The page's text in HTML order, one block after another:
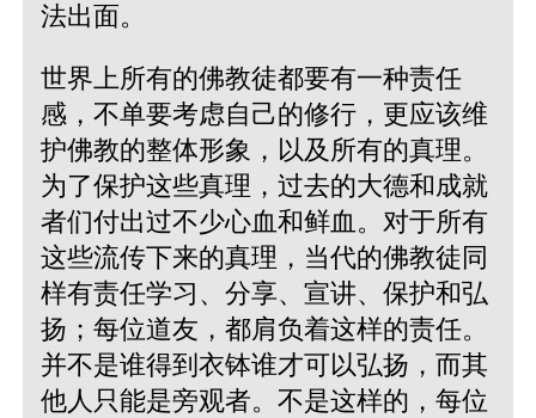
法出面。
世界上所有的佛教徒都要有一种责任
感，不单要考虑自己的修行，更应该维
护佛教的整体形象，以及所有的真理。
为了保护这些真理，过去的大德和成就
者们付出过不少心血和鲜血。对于所有
这些流传下来的真理，当代的佛教徒同
样有责任学习、分享、宣讲、保护和弘
扬；每位道友，都肩负着这样的责任。
并不是谁得到衣钵谁才可以弘扬，而其
他人只能是旁观者。不是这样的，每位